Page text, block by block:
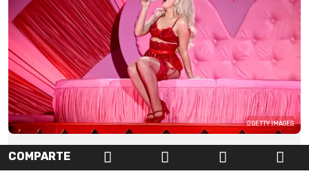
GETTY IMAGES
COMPARTE